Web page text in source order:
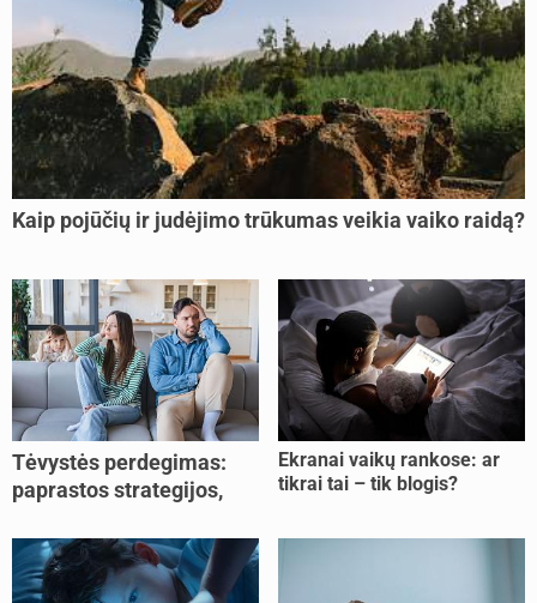
Kaip pojūčių ir judėjimo trūkumas veikia vaiko raidą?
Tėvystės perdegimas:
paprastos strategijos,
jėgas
Ekranai vaikų rankose: ar
tikrai tai – tik blogis?